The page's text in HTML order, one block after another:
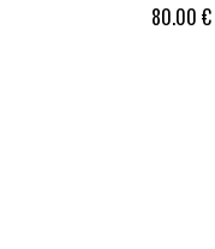
80.00 €